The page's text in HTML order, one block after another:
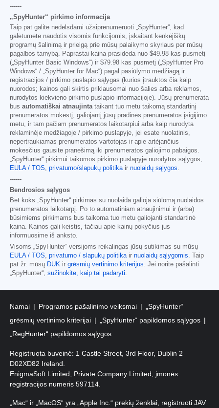
------
„SpyHunter“ pirkimo informacija
Taip pat galite nedelsdami užsiprenumeruoti „SpyHunter“, kad
galėtumėte naudotis visomis funkcijomis, įskaitant kenkėjiškų
programų šalinimą ir prieigą prie mūsų palaikymo skyriaus per mūsų
pagalbos tarnybą. Paprastai kaina prasideda nuo $49.98 kas pusmetį
(„SpyHunter Basic Windows“) ir $79.98 kas pusmetį („SpyHunter Pro
Windows“ / „SpyHunter for Mac“) pagal pasiūlymo medžiagą ir
registracijos / pirkimo puslapio sąlygas (kurios įtrauktos čia kaip
nuorodos; kainos gali skirtis priklausomai nuo šalies arba reklamos,
nurodytos kiekvieno pirkimo puslapio informacijoje). Jūsų prenumerata
bus automatiškai atnaujinta taikant tuo metu taikomą standartinį
prenumeratos mokestį, galiojantį jūsų pradinės prenumeratos įsigijimo
metu, ir tam pačiam prenumeratos laikotarpiui arba kaip nurodyta
reklaminėje medžiagoje / pirkimo puslapyje, jei esate nuolatinis,
nepertraukiamas prenumeratos vartotojas ir apie artėjančius
mokesčius gausite pranešimą iki prenumeratos galiojimo pabaigos.
„SpyHunter“ pirkimui taikomos pirkimo puslapyje nurodytos sąlygos,
EULA / TOS
privatumo/slapukų politika ir nuolaidų sąlygos
------
Bendrosios sąlygos
Bet koks „SpyHunter“ pirkimas su nuolaida galioja siūlomą nuolaidos
prenumeratos laikotarpį. Po to automatiniam atnaujinimui ir (arba)
būsimiems pirkimams bus taikoma tuo metu galiojanti standartinė
kaina. Kainos gali keistis, tačiau apie kainų pokyčius jus
informuosime iš anksto.
Visoms „SpyHunter“ versijoms reikalingas jūsų sutikimas su mūsų
EULA / TOS
privatumo / slapukų politika ir nuolaidų sąlygomis . Taip
pat žr. mūsų DUK ir grėsmių vertinimo kriterijus . Jei norite pašalinti
„SpyHunter“, sužinokite, kaip tai padaryti
Namai Programos pašalinimo veiksmai
„SpyHunter“
grėsmių vertinimo kriterijai
„SpyHunter“ papildomos sąlygos
„RegHunter“ papildomos sąlygos
Registruota buveinė: 1 Castle Street, 3rd Floor, Dublin 2
D02XD82 Ireland.
EnigmaSoft Limited, Private Company Limited, įmonės
registracijos numeris 597114.
„Mac“ ir „MacOS“ yra „Apple Inc.“ prekių ženklai, registruoti JAV